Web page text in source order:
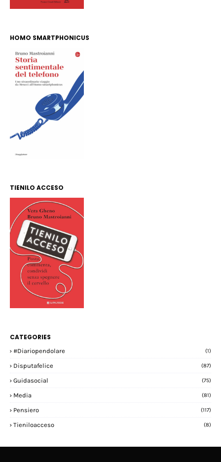
HOMO SMARTPHONICUS
TIENILO ACCESO
CATEGORIES
#diariopendolare (1)
Disputafelice (87)
Guidasocial (75)
Media (81)
Pensiero (117)
Tieniloacceso (8)